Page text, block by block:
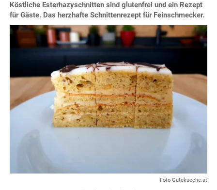
Köstliche Esterhazyschnitten sind glutenfrei und ein Rezept
für Gäste. Das herzhafte Schnittenrezept für Feinschmecker.
Foto Gutekueche.at